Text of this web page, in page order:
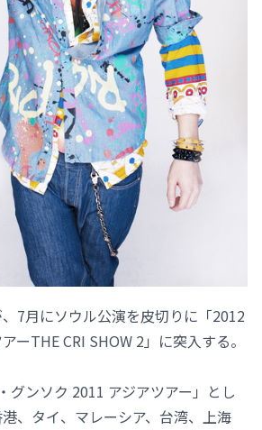
7月にソウル公演を皮切りに「2012
ーTHE CRI SHOW 2」に突入する。
グンソク 2011 アジアツアー」とし
、タイ、マレーシア、台湾、上海